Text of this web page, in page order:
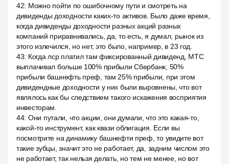
42: Можно пойти по ошибочному пути и смотреть на
дивиденды доходности каких-то активов. Было даже время,
когда дивиденды доходности разных акций разных
компаний приравнивались, да, то есть, я думал, рынок из
этого излечился, но нет, это было, например, в 23 год.
43: Когда лср платил там фиксированный дивиденд, МТС
выплачивал больше 100% прибыли Сбербанк, 50%
прибыли башнефть преф, там 25% прибыли, при этом
дивидендные доходности у них были выровнены, что вот
являлось как бы следствием такого искажения восприятия
инвесторам.
44: Они путали, что акции, они думали, что это какая-то,
какой-то инструмент, как квази облигация. Если вы
посмотрите на динамику башнефти преф, то увидите вот
такие зубцы, значит это не работает, да, задним числом это
не работает, так нельзя делать, но тем не менее, но вот